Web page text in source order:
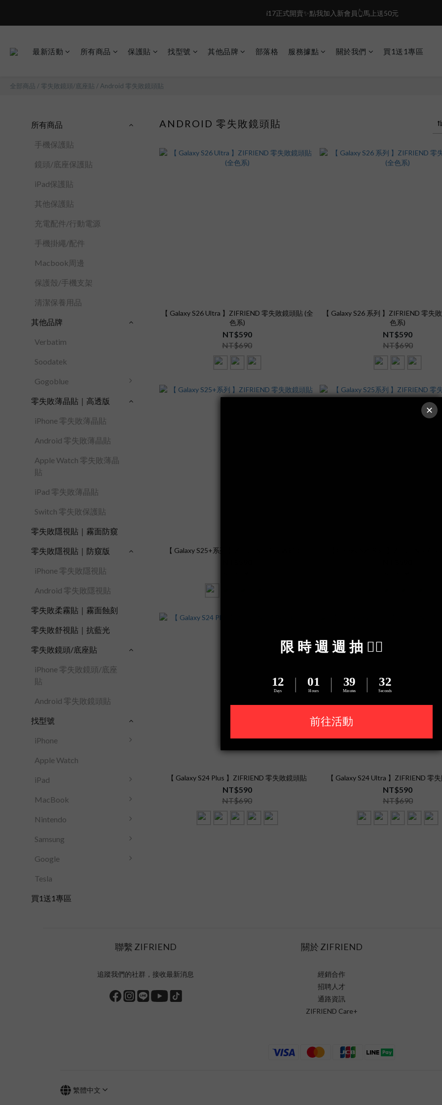
盛夏限定☀️週週抽LINE POINT｜滿1000即享免運
06
5
3
3
1
i17正式開賣✨點我加入新會員👆馬上送50元
最新活動 所有商品 保護貼 找型號 其他品牌 部落格 服務據點 關於我們 買1送1專區
全部商品 / 零失敗鏡頭/底座貼 / Android 零失敗鏡頭貼
所有商品
手機保護貼
鏡頭/底座保護貼
iPad保護貼
其他保護貼
充電配件/行動電源
手機掛繩/配件
Macbook周邊
保護殼/手機支架
清潔保養用品
其他品牌
Verbatim
Soodatek
Gogoblue
零失敗薄晶貼｜高透版
iPhone 零失敗薄晶貼
Android 零失敗薄晶貼
Apple Watch 零失敗薄晶
貼
iPad 零失敗薄晶貼
Switch 零失敗保護貼
零失敗隱視貼｜霧面防窺
零失敗隱視貼｜防窺版
iPhone 零失敗隱視貼
Android 零失敗隱視貼
零失敗柔霧貼｜霧面蝕刻
零失敗舒視貼｜抗藍光
零失敗鏡頭/底座貼
iPhone 零失敗鏡頭/底座
貼
Android 零失敗鏡頭貼
找型號
iPhone
Apple Watch
iPad
MacBook
Nintendo
Samsung
Google
Tesla
買1送1專區
ANDROID 零失敗鏡頭貼
【 Galaxy S26 Ultra 】ZIFRIEND 零失敗鏡頭貼 (全
色系)
NT$590
NT$690
【 Galaxy S26 系列 】ZIFRIEND 零失
色系)
NT$590
NT$690
【 Galaxy S25+系列 】ZIFRIEND 零失敗鏡頭貼 【 Galaxy S25系列 】ZIFRIEND 零
【 Galaxy S24 Plus 】ZIFRIEND 零失敗鏡頭貼
NT$590
NT$690
【 Galaxy S24 Ultra 】ZIFRIEND 零
NT$590
NT$690
聯繫 ZIFRIEND
追蹤我們的社群，接收最新消息
關於 ZIFRIEND
經銷合作
招聘人才
通路資訊
ZIFRIEND Care+
繁體中文